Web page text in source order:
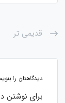
قدیمی تر
دیدگاهتان را
برای نوشتن